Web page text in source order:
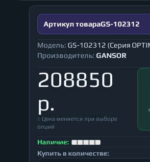
Артикул товараGS-102312
Модель: GS-102312 (Серия
Производитель: GANSOR
208850
р.
↕ Цена меняется при выборе
опций
Наличие:
Купить в количестве: